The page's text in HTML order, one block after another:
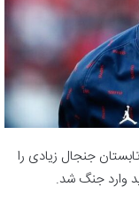
جنجال زیادی را
وارد جنگ شد.